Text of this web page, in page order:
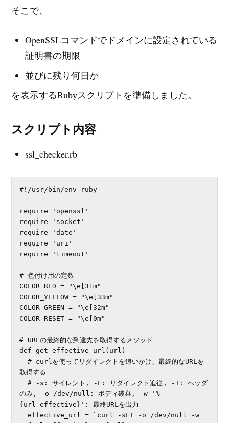
そこで、
OpenSSLコマンドでドメインに設定されている
証明書の期限
並びに残り何日か
を表示するRubyスクリプトを準備しました。
スクリプト内容
ssl_checker.rb
#!/usr/bin/env ruby
require 'openssl'
require 'socket'
require 'date'
require 'uri'
require 'timeout'
# 色付け用の定数
COLOR_RED = "\e[31m"
COLOR_YELLOW = "\e[33m"
COLOR_GREEN = "\e[32m"
COLOR_RESET = "\e[0m"
# URLの最終的な到達先を取得するメソッド
def get_effective_url(url)
  # curlを使ってリダイレクトを追いかけ、最終的なURLを
取得する
  # -s: サイレント, -L: リダイレクト追従, -I: ヘッダ
のみ, -o /dev/null: ボディ破棄, -w '%
{url_effective}': 最終URLを出力
  effective_url = `curl -sLI -o /dev/null -w